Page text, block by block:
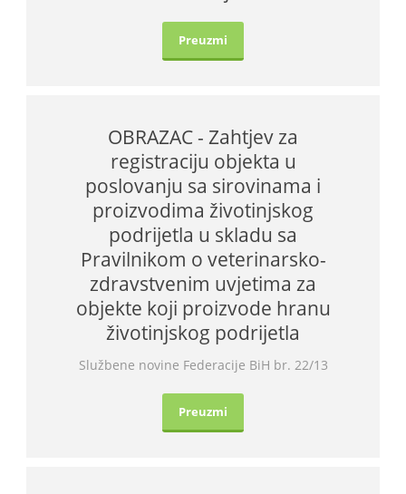
Preuzmi
OBRAZAC - Zahtjev za
registraciju objekta u
poslovanju sa sirovinama i
proizvodima životinjskog
podrijetla u skladu sa
Pravilnikom o veterinarsko-
zdravstvenim uvjetima za
objekte koji proizvode hranu
životinjskog podrijetla
Službene novine Federacije BiH br. 22/13
Preuzmi